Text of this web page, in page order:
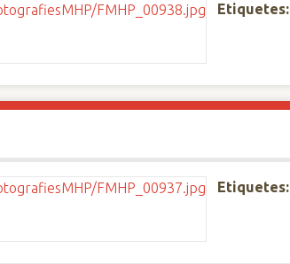
Etiquetes:
Etiquetes: